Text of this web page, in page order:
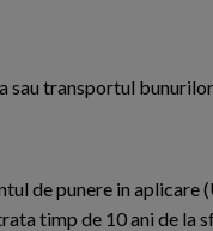
sau transportul
de punere in aplicare
timp de 10 ani de la